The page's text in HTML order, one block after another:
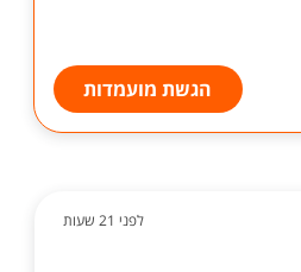
הגשת מועמדות
לפני 21 שעות